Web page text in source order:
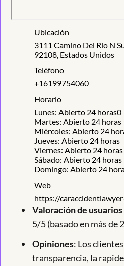
Ubicación
3111 Camino Del Rio N
92108, Estados Unidos
Teléfono
+16199754060
Horario
Lunes: Abierto 24 horas0
Martes: Abierto 24 horas
Miércoles: Abierto 24
Jueves: Abierto 24 horas
Viernes: Abierto 24 horas
Sábado: Abierto 24 horas
Domingo: Abierto 24
Web
https://
Valoración de
5/5 (basado en más de
Opiniones: Los
transparencia, la